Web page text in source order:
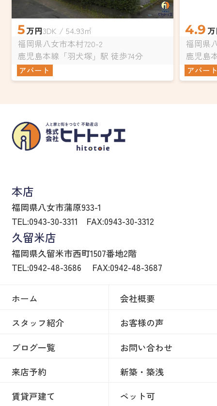
5万円3DK / 54.93㎡
福岡県八女市本村720-2
鹿児島本線「羽犬塚」駅 徒歩74分
アパート
4.9
福岡県
鹿児島
アパー
本店
福岡県八女市蒲原933-1
TEL:0943-30-3311
FAX:0943-30-3312
久留米店
福岡県久留米市西町1507番地2階
TEL:0942-48-3686
FAX:0942-48-3687
ホーム
会社概要
スタッフ紹介
お客様の声
ブログ一覧
お問い合わせ
来店予約
新築・築浅
賃貸戸建て
ペット可